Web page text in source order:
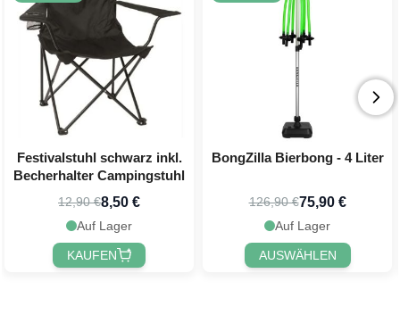
Festivalstuhl schwarz inkl.
Becherhalter Campingstuhl
12,90 €8,50 €
Auf Lager
KAUFEN
BongZilla Bierbong - 4 Liter
126,90 €75,90 €
Auf Lager
AUSWÄHLEN